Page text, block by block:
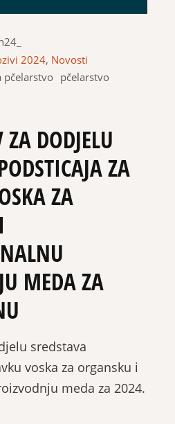
2024, Novosti
pčelarstvo pčelarstvo
DODJELU
ZA
ZA
MEDA ZA
sredstava
voska za organsku i
meda za 2024.